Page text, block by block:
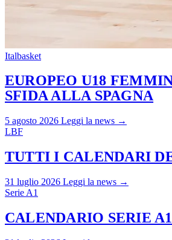
Italbasket
EUROPEO U18
SFIDA ALLA SPAGNA
5 agosto 2026 Leggi la news →
LBF
TUTTI I CALENDARI
31 luglio 2026 Leggi la news →
Serie A1
CALENDARIO SERIE